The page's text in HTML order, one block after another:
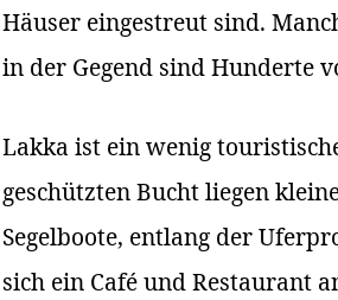
Häuser eingestreut sind.
in der Gegend sind Hunderte
Lakka ist ein wenig
geschützten Bucht liegen
Segelboote, entlang der
sich ein Café und Restaurant